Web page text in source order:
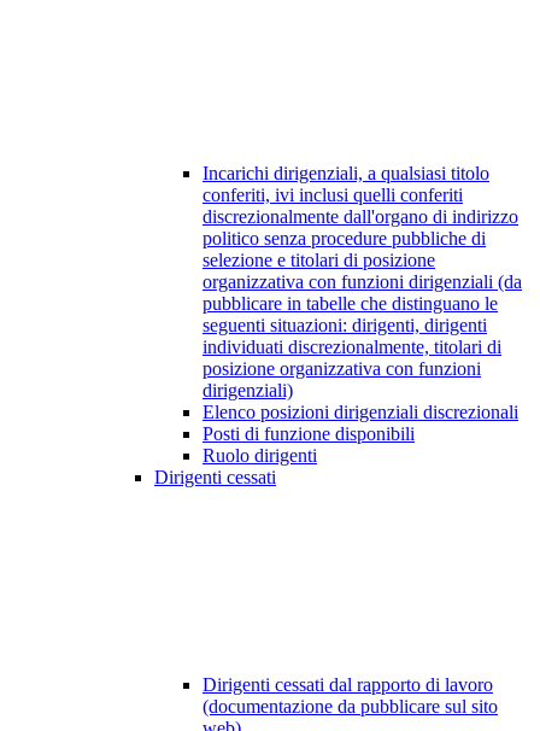
Incarichi dirigenziali, a qualsiasi titolo
conferiti, ivi inclusi quelli conferiti
discrezionalmente dall'organo di indirizzo
politico senza procedure pubbliche di
selezione e titolari di posizione
organizzativa con funzioni dirigenziali (da
pubblicare in tabelle che distinguano le
seguenti situazioni: dirigenti, dirigenti
individuati discrezionalmente, titolari di
posizione organizzativa con funzioni
dirigenziali)
Elenco posizioni dirigenziali discrezionali
Posti di funzione disponibili
Ruolo dirigenti
Dirigenti cessati
Dirigenti cessati dal rapporto di lavoro
(documentazione da pubblicare sul sito